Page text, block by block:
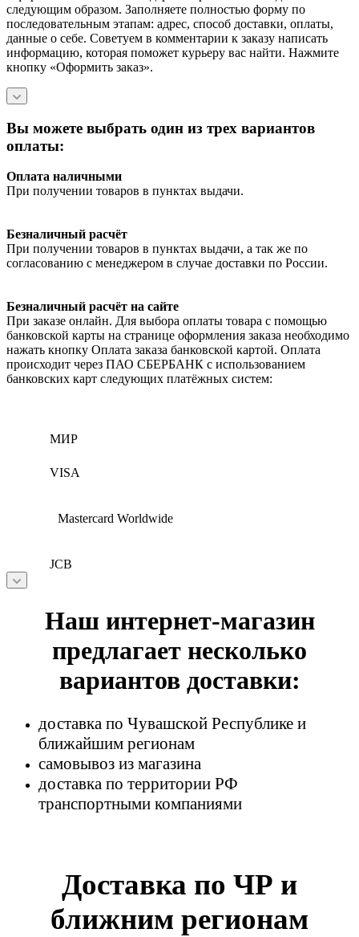
следующим образом. Заполняете полностью форму по
последовательным этапам: адрес, способ доставки, оплаты,
данные о себе. Советуем в комментарии к заказу написать
информацию, которая поможет курьеру вас найти. Нажмите
кнопку «Оформить заказ».
Вы можете выбрать один из трех вариантов
оплаты:
Оплата наличными
При получении товаров в пунктах выдачи.
Безналичный расчёт
При получении товаров в пунктах выдачи, а так же по
согласованию с менеджером в случае доставки по России.
Безналичный расчёт на сайте
При заказе онлайн. Для выбора оплаты товара с помощью
банковской карты на странице оформления заказа необходимо
нажать кнопку Оплата заказа банковской картой. Оплата
происходит через ПАО СБЕРБАНК с использованием
банковских карт следующих платёжных систем:
МИР
VISA
Mastercard Worldwide
JCB
Наш интернет-магазин
предлагает несколько
вариантов доставки:
доставка по Чувашской Республике и
ближайшим регионам
самовывоз из магазина
доставка по территории РФ
транспортными компаниями
Доставка по ЧР и
ближним регионам